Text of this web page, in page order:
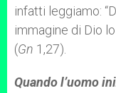
infatti leggiamo:
immagine di Dio
(Gn 1,27).
Quando l’uomo